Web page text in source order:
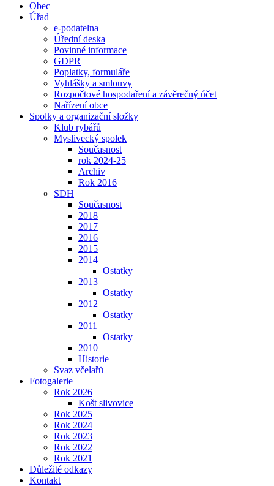
Obec
Úřad
e-podatelna
Úřední deska
Povinné informace
GDPR
Poplatky, formuláře
Vyhlášky a smlouvy
Rozpočtové hospodaření a závěrečný účet
Nařízení obce
Spolky a organizační složky
Klub rybářů
Myslivecký spolek
Současnost
rok 2024-25
Archiv
Rok 2016
SDH
Současnost
2018
2017
2016
2015
2014
Ostatky
2013
Ostatky
2012
Ostatky
2011
Ostatky
2010
Historie
Svaz včelařů
Fotogalerie
Rok 2026
Košt slivovice
Rok 2025
Rok 2024
Rok 2023
Rok 2022
Rok 2021
Důležité odkazy
Kontakt